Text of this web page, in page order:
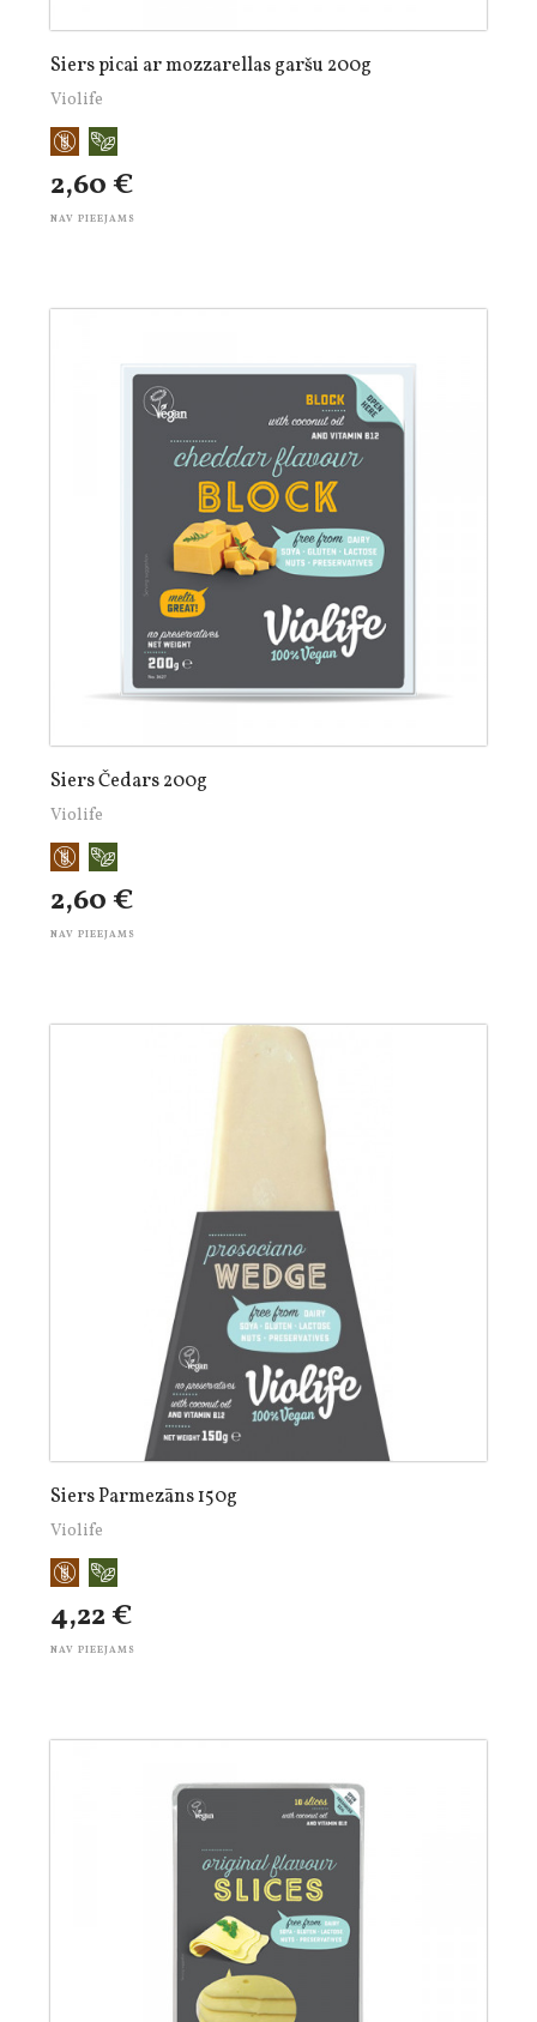
Siers picai ar mozzarellas garšu 200g
Violife
2,60 €
NAV PIEEJAMS
Siers Čedars 200g
Violife
2,60 €
NAV PIEEJAMS
Siers Parmezāns 150g
Violife
4,22 €
NAV PIEEJAMS